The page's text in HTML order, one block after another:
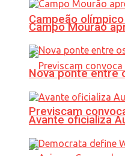
Campeão
Previscam
Campo Mourão
Nova ponte entre
Avante oficializa